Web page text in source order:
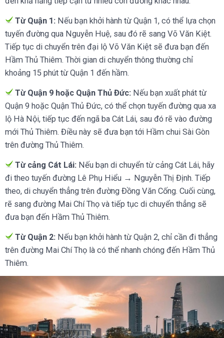
Từ Quận 1: Nếu bạn khởi hành từ Quận 1, có thể lựa chọn
tuyến đường qua Nguyễn Huệ, sau đó rẽ sang Võ Văn Kiệt.
Tiếp tục di chuyển trên đại lộ Võ Văn Kiệt sẽ đưa bạn đến
Hầm Thủ Thiêm. Thời gian di chuyển thông thường chỉ
khoảng 15 phút từ Quận 1 đến hầm.
Từ Quận 9 hoặc Quận Thủ Đức: Nếu bạn xuất phát từ
Quận 9 hoặc Quận Thủ Đức, có thể chọn tuyến đường qua xa
lộ Hà Nội, tiếp tục đến ngã ba Cát Lái, sau đó rẽ vào đường
mới Thủ Thiêm. Điều này sẽ đưa bạn tới Hầm chui Sài Gòn
trên đường Thủ Thiêm.
Từ cảng Cát Lái: Nếu bạn di chuyển từ cảng Cát Lái, hãy
đi theo tuyến đường Lê Phụ Hiểu → Nguyễn Thị Định. Tiếp
theo, di chuyển thẳng trên đường Đồng Văn Cống. Cuối cùng,
rẽ sang đường Mai Chí Thọ và tiếp tục di chuyển thẳng sẽ
đưa bạn đến Hầm Thủ Thiêm.
Từ Quận 2: Nếu bạn khởi hành từ Quận 2, chỉ cần đi thẳng
trên đường Mai Chí Thọ là có thể nhanh chóng đến Hầm Thủ
Thiêm.